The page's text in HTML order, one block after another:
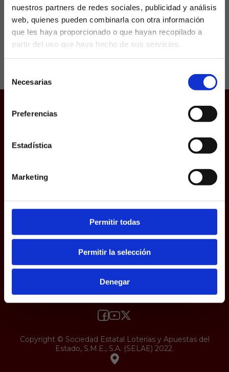
nuestros partners de redes sociales, publicidad y análisis
web, quienes pueden combinarla con otra información
que les haya proporcionado o que hayan recopilado a
partir del uso que haya hecho de sus servicios.
Necesarias
Preferencias
Estadística
Marketing
Permitir todas
Permitir la selección
Denegar
¿Eres mayor de edad?
SÍ, SOY MAYOR DE 18 AÑOS
Laquiniela.es es un sitio cuyo contenido está dirigido, única y
incorpora un filtro de edad al que se debe responder con
Copyright © Sociedad Estatal Loterías y Apuestas del
Estado, S.M.E., S.A. (SELAE) 2022.